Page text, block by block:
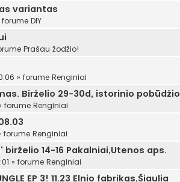
variantas
forume DIY
Prašau žodžio!
» forume Renginiai
Birželio 29-30d, istorinio pobūdžio
forume Renginiai
forume Renginiai
birželio 14-16 Pakalniai,Utenos aps.
» forume Renginiai
EP 3! 11.23 Elnio fabrikas,Šiaulia